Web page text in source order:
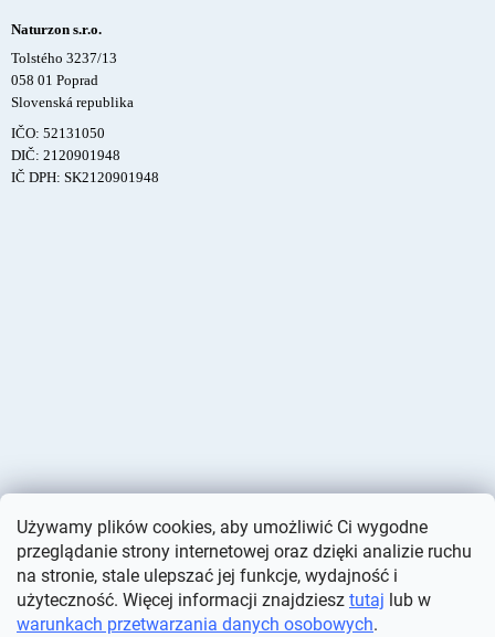
Używamy plików cookies, aby umożliwić Ci wygodne
przeglądanie strony internetowej oraz dzięki analizie ruchu
na stronie, stale ulepszać jej funkcje, wydajność i
użyteczność. Więcej informacji znajdziesz tutaj lub w
warunkach przetwarzania danych osobowych.
Naturzon s.r.o.
Tolstého 3237/13
058 01 Poprad
Slovenská republika
IČO: 52131050
DIČ: 2120901948
IČ DPH: SK2120901948